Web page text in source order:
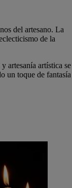
del artesano. La
de la
artesanía artística se
un toque de fantasía